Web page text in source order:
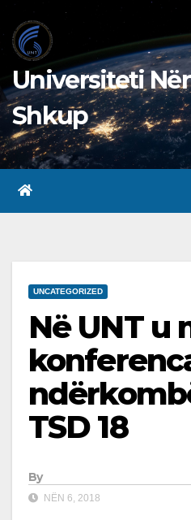
to
content
Universiteti
Shkup
UNCATEGORIZED
Në UNT u
TSD 18
By
NËN 6, 2018